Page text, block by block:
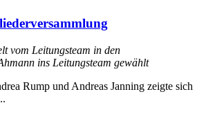
vom Leitungsteam in den
ins Leitungsteam gewählt
Rump und Andreas Janning zeigte sich